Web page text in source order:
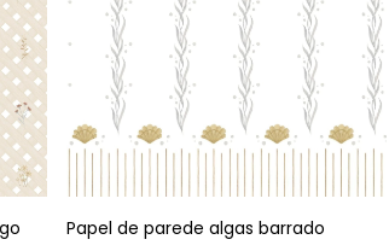
Papel de parede algas barrado